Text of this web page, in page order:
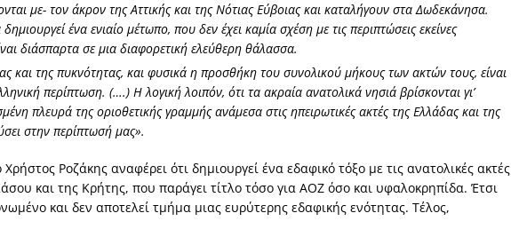
με- τον άκρον της Αττικής και της Νότιας Εύβοιας και καταλήγουν στα Δωδεκάνησα.
ένα ενιαίο μέτωπο, που δεν έχει καμία σχέση με τις περιπτώσεις εκείνες
διάσπαρτα σε μια διαφορετική ελεύθερη θάλασσα.
και της πυκνότητας, και φυσικά η προσθήκη του συνολικού μήκους των ακτών τους, είναι
περίπτωση. (….) Η λογική λοιπόν, ότι τα ακραία ανατολικά νησιά βρίσκονται γι’
πλευρά της οριοθετικής γραμμής ανάμεσα στις ηπειρωτικές ακτές της Ελλάδας και της
στην περίπτωσή μας».
Ροζάκης αναφέρει ότι δημιουργεί ένα εδαφικό τόξο με τις ανατολικές ακτές
και της Κρήτης, που παράγει τίτλο τόσο για ΑΟΖ όσο και υφαλοκρηπίδα. Έτσι
και δεν αποτελεί τμήμα μιας ευρύτερης εδαφικής ενότητας. Τέλος,